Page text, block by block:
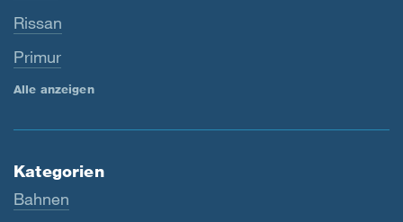
Rissan
Primur
Alle anzeigen
Kategorien
Bahnen